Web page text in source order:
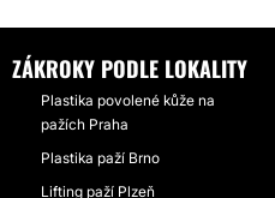
ZÁKROKY PODLE LOKALITY
Plastika povolené kůže na
pažích Praha
Plastika paží Brno
Lifting paží Plzeň